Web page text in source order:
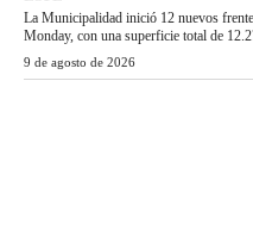
La Municipalidad inició 12 nuevos
Monday, con una superficie total de
9 de agosto de 2026